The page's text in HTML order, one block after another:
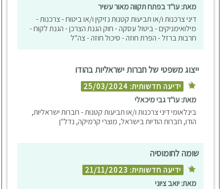
מאת: עו"ד בפתח תקווה מאור עשיר
דיני צרכנות ו/או תביעות קטנות נזיקין ו/או ביטוח - צרכנות -
מילואימניקים - ביטול עסקה - חוק הגנת הצרכן - הגנת לקוח -
חרבות ברזל - הפרת חוזה - סיכול חוזה - צה"ל
ייצוג משפטי של חברות ישראליות בהודו
ידיעה חדשותית: 25/03/2024
מאת: עו"ד גבי מיכאלי
בינלאומי דיני צרכנות ו/או תביעות קטנות - חברות ישראליות,
הודו, חברות הודיות בישראל, מוצרי קרמיקה, נדל"ן
שומה לחומוסיה
ידיעה חדשותית: 21/11/2023
מאת: יואב ציוני